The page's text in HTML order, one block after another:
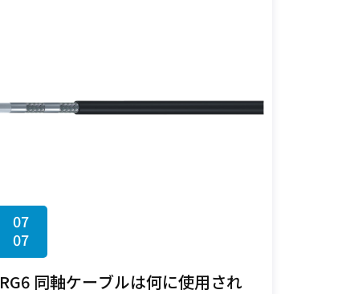
07
07
RG6 同軸ケーブルは何に使用され